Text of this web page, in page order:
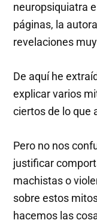
neuropsiquiatra
páginas, la
revelaciones
De aquí he
explicar varios
ciertos de lo que
Pero no nos
justificar
machistas o
sobre estos
hacemos las